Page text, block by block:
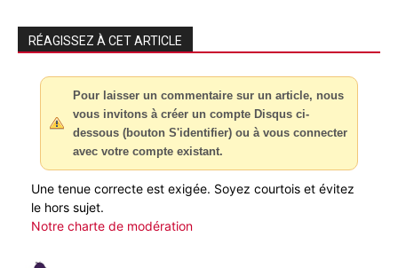
RÉAGISSEZ À CET ARTICLE
Pour laisser un commentaire sur un article, nous
vous invitons à créer un compte Disqus ci-
dessous (bouton S'identifier) ou à vous connecter
avec votre compte existant.
Une tenue correcte est exigée. Soyez courtois et évitez
le hors sujet.
Notre charte de modération